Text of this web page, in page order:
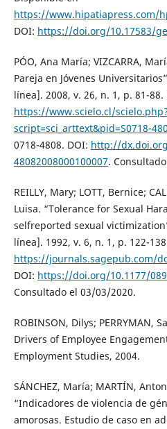
https://www.hipatiapress.com/
DOI: https://doi.org/10.17583/
PÓO, Ana María; VIZCARRA,
Pareja en Jóvenes
línea]. 2008, v. 26, n. 1, p. 81-
https://www.scielo.cl/
script=sci_arttext&pid=S0718-
0718-4808. DOI: http://
48082008000100007.
REILLY, Mary; LOTT, Bernice;
Luisa. “Tolerance for Sexual
selfreported sexual
línea]. 1992, v. 6, n. 1, p. 122-
https://journals.sagepub.com/
DOI: https://doi.org/10.1177/
Consultado el 03/03/2020.
ROBINSON, Dilys; PERRYMAN,
Drivers of Employee
Employment Studies, 2004.
SÁNCHEZ, María; MARTÍN,
“Indicadores de violencia de
amorosas. Estudio de caso en